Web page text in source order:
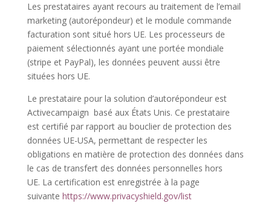
Les prestataires ayant recours au traitement de l’email
marketing (autorépondeur) et le module commande
facturation sont situé hors UE. Les processeurs de
paiement sélectionnés ayant une portée mondiale
(stripe et PayPal), les données peuvent aussi être
situées hors UE.
Le prestataire pour la solution d’autorépondeur est
Activecampaign basé aux États Unis. Ce prestataire
est certifié par rapport au bouclier de protection des
données UE-USA, permettant de respecter les
obligations en matière de protection des données dans
le cas de transfert des données personnelles hors
UE. La certification est enregistrée à la page
suivante https://www.privacyshield.gov/list